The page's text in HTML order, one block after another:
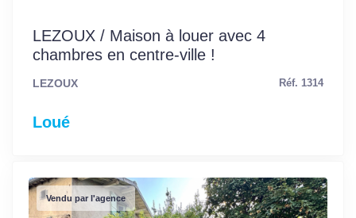
LEZOUX / Maison à louer avec 4
chambres en centre-ville !
LEZOUX Réf. 1314
Loué
Vendu par l'agence